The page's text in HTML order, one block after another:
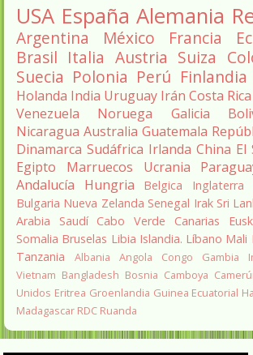
USA España Alemania
Argentina México Francia
Brasil Italia Austria Suiza
Suecia Polonia Perú Finlandia
Holanda India Uruguay Irán Costa Rica
Venezuela
Noruega Galicia
Nicaragua Australia Guatemala
Dinamarca Sudáfrica Irlanda China El
Egipto
Marruecos Ucrania
Andalucía
Hungria Belgica Inglaterra
Bulgaria Nueva Zelanda Senegal Irak Sri
Arabia Saudí Cabo Verde Canarias
Somalia Bruselas Libia Islandia. Líbano Mali
Tanzania
Albania Angola Congo Gambia
Vietnam Bangladesh Bosnia Camboya
Unidos Eritrea Groenlandia Guinea Ecuatorial
Madagascar RDC Ruanda